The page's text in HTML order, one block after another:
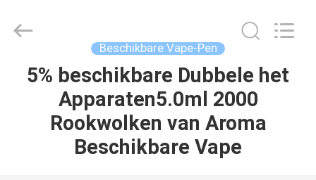
HUIS
PRODUCTEN
Ltd..
Developed
Beschikbare Vape-Pen
5% beschikbare Dubbele het
Apparaten5.0ml 2000
Rookwolken van Aroma
Beschikbare Vape